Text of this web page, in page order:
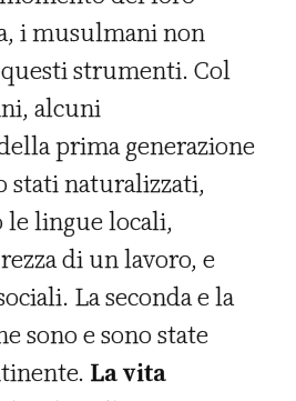
i musulmani non
strumenti. Col
alcuni
prima generazione
stati naturalizzati,
le lingue locali,
di un lavoro, e
La seconda e la
sono e sono state
La vita